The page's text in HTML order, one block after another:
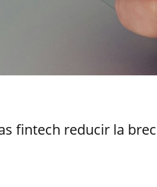
fintech reducir la